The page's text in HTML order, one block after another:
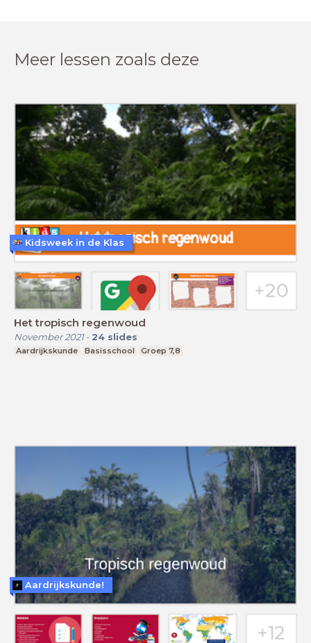
Meer lessen zoals deze
Het tropisch regenwoud
November 2021- 24 slides
Aardrijkskunde Basisschool Groep 7,8
Kidsweek in de Klas
Aardrijkskunde!